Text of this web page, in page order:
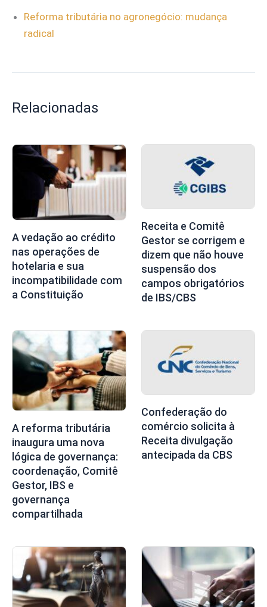
Reforma tributária no agronegócio: mudança
radical
Relacionadas
A vedação ao crédito
nas operações de
hotelaria e sua
incompatibilidade com
a Constituição
Receita e Comitê
Gestor se corrigem e
dizem que não houve
suspensão dos
campos obrigatórios
de IBS/CBS
A reforma tributária
inaugura uma nova
lógica de governança:
coordenação, Comitê
Gestor, IBS e
governança
compartilhada
Confederação do
comércio solicita à
Receita divulgação
antecipada da CBS